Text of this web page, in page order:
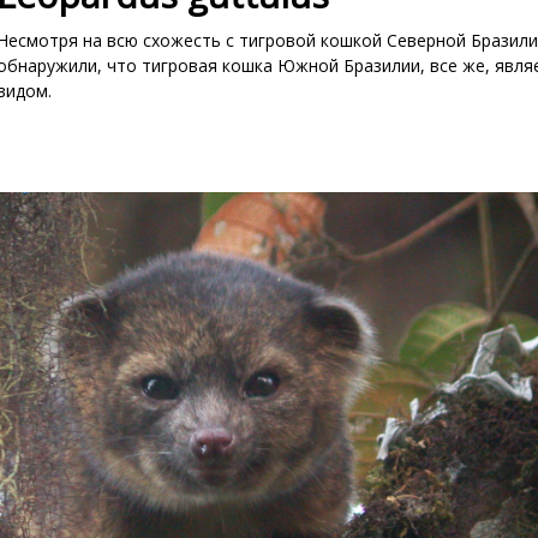
на всю схожесть с тигровой кошкой Северной
что тигровая кошка Южной Бразилии, все же,